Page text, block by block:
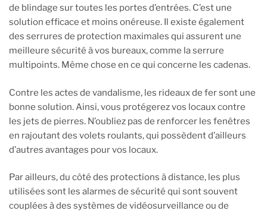
de blindage sur toutes les portes d’entrées. C’est une
solution efficace et moins onéreuse. Il existe également
des serrures de protection maximales qui assurent une
meilleure sécurité à vos bureaux, comme la serrure
multipoints. Même chose en ce qui concerne les cadenas.
Contre les actes de vandalisme, les rideaux de fer sont une
bonne solution. Ainsi, vous protégerez vos locaux contre
les jets de pierres. N’oubliez pas de renforcer les fenêtres
en rajoutant des volets roulants, qui possèdent d’ailleurs
d’autres avantages pour vos locaux.
Par ailleurs, du côté des protections à distance, les plus
utilisées sont les alarmes de sécurité qui sont souvent
couplées à des systèmes de vidéosurveillance ou de